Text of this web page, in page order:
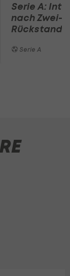
Serie A:
nach Zwei-
Rückstand
Serie A